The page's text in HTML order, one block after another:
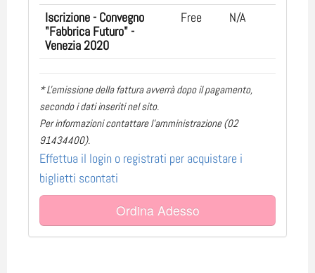
Iscrizione - Convegno
"Fabbrica Futuro" -
Venezia 2020
Free N/A
* L'emissione della fattura avverrà dopo il pagamento,
secondo i dati inseriti nel sito.
Per informazioni contattare l'amministrazione (02
91434400).
Effettua il login o registrati per acquistare i
biglietti scontati
Ordina Adesso